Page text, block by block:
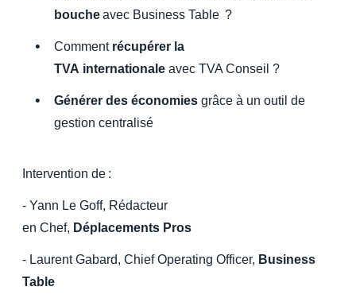
boucheavec Business Table ?
Comment récupérer la
TVA internationaleavec TVA Conseil ?
Générer des économiesgrâce à un outil de
gestion centralisé
Intervention de :
- Yann Le Goff, Rédacteur
en Chef, Déplacements Pros
- Laurent Gabard, Chief Operating Officer, Business
Table